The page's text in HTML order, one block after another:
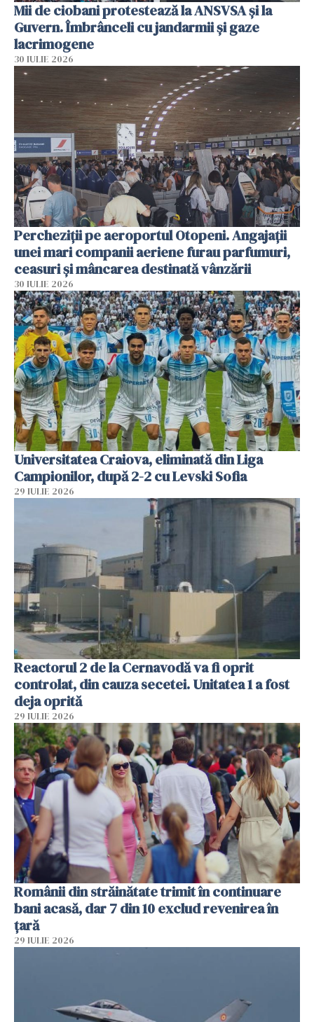
Mii de ciobani protestează la ANSVSA și la
Guvern. Îmbrânceli cu jandarmii și gaze
lacrimogene
30 IULIE 2026
Percheziții pe aeroportul Otopeni. Angajații
unei mari companii aeriene furau parfumuri,
ceasuri și mâncarea destinată vânzării
30 IULIE 2026
Universitatea Craiova, eliminată din Liga
Campionilor, după 2-2 cu Levski Sofia
29 IULIE 2026
Reactorul 2 de la Cernavodă va fi oprit
controlat, din cauza secetei. Unitatea 1 a fost
deja oprită
29 IULIE 2026
Românii din străinătate trimit în continuare
bani acasă, dar 7 din 10 exclud revenirea în
țară
29 IULIE 2026